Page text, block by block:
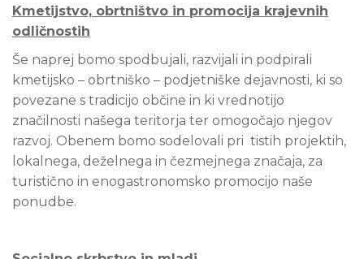
Kmetijstvo, obrtništvo in promocija krajevnih
odličnostih
Še naprej bomo spodbujali, razvijali in podpirali
kmetijsko – obrtniško – podjetniške dejavnosti, ki so
povezane s tradicijo občine in ki vrednotijo
značilnosti našega teritorja ter omogočajo njegov
razvoj. Obenem bomo sodelovali pri tistih projektih,
lokalnega, deželnega in čezmejnega značaja, za
turistično in enogastronomsko promocijo naše
ponudbe.